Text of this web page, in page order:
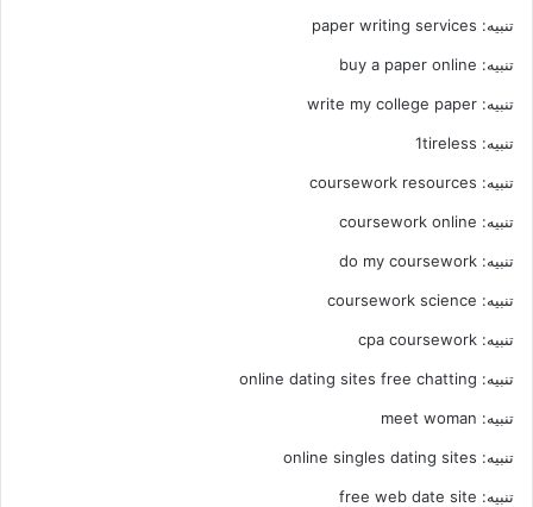
تنبيه: paper writing services
تنبيه: buy a paper online
تنبيه: write my college paper
تنبيه: 1tireless
تنبيه: coursework resources
تنبيه: coursework online
تنبيه: do my coursework
تنبيه: coursework science
تنبيه: cpa coursework
تنبيه: online dating sites free chatting
تنبيه: meet woman
تنبيه: online singles dating sites
تنبيه: free web date site